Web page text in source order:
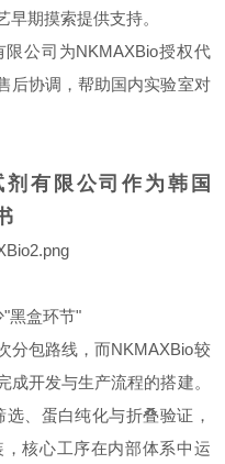
期摸索提供支持。
公司为NKMAXBio授权代
后协调，帮助国内实验室对
剂有限公司作为韩国
黑盒环节"
分包路线，而NKMAXBio较
开发与生产流程的搭建。
、蛋白纯化与折叠验证，
核心工序在内部体系中运